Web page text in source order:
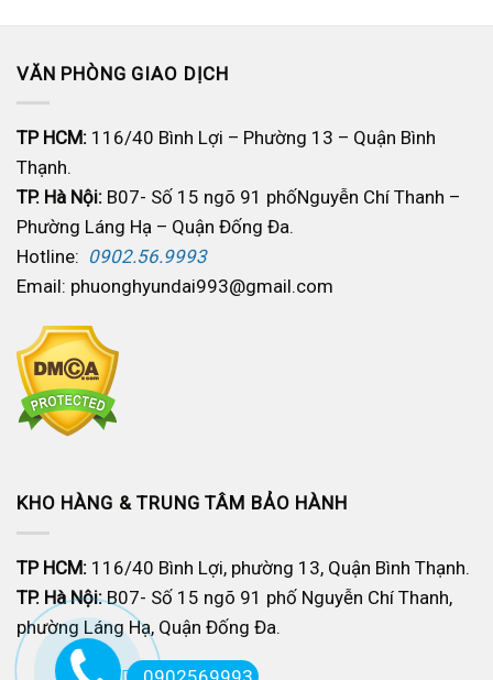
VĂN PHÒNG GIAO DỊCH
TP HCM: 116/40 Bình Lợi – Phường 13 – Quận Bình
Thạnh.
TP. Hà Nội: B07- Số 15 ngõ 91 phốNguyễn Chí Thanh –
Phường Láng Hạ – Quận Đống Đa.
Hotline: 0902.56.9993
Email: phuonghyundai993@gmail.com
KHO HÀNG & TRUNG TÂM BẢO HÀNH
TP HCM: 116/40 Bình Lợi, phường 13, Quận Bình Thạnh.
TP. Hà Nội:B07- Số 15 ngõ 91 phố Nguyễn Chí Thanh,
phường Láng Hạ, Quận Đống Đa.